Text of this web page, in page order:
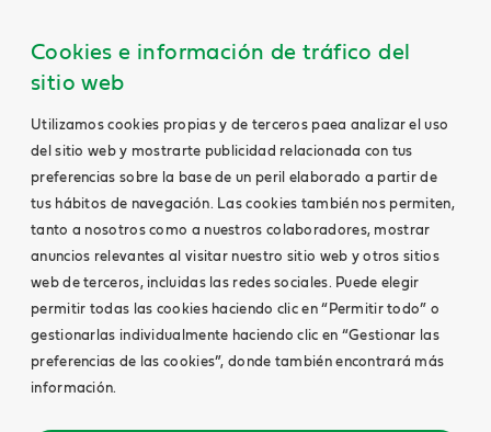
Cookies e información de tráfico del
sitio web
Utilizamos cookies propias y de terceros paea analizar el uso
del sitio web y mostrarte publicidad relacionada con tus
preferencias sobre la base de un peril elaborado a partir de
tus hábitos de navegación. Las cookies también nos permiten,
tanto a nosotros como a nuestros colaboradores, mostrar
anuncios relevantes al visitar nuestro sitio web y otros sitios
web de terceros, incluidas las redes sociales. Puede elegir
permitir todas las cookies haciendo clic en “Permitir todo” o
gestionarlas individualmente haciendo clic en “Gestionar las
preferencias de las cookies”, donde también encontrará más
información.